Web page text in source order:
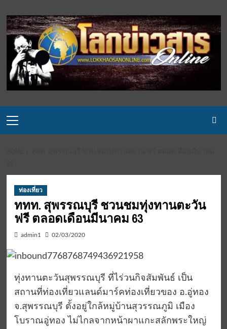
to
content
Menu
ท่องเที่ยว
ททท. สุพรรณบุรี ชวนชมทุ่งทานตะวัน
ฟรี ตลอดเดือนมีนาคม 63
admin1 02/03/2020
ทุ่งทานตะวันสุพรรณบุรี ที่ไร่วนกิจสัมพันธ์ เป็น
สถานที่ท่องเที่ยวแลนด์มาร์คท่องเที่ยวของ อ.อู่ทอง
จ.สุพรรณบุรี ตั้งอยู่ใกล้หมู่บ้านสุวรรณภูมิ เมือง
โบราณอู่ทอง ไม่ไกลจากหน้าผาแกะสลักพระใหญ่